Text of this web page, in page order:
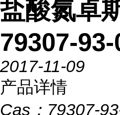
盐酸氮卓
79307-93-
2017-11-09
产品详情
Cas： 79307-